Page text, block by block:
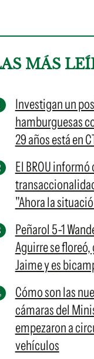
MÁS
Investigan un
hamburguesas
29 años está en
El BROU
"Ahora la
Peñarol 5-1
Aguirre se
Jaime y es
Cómo son las
cámaras del
empezaron a
vehículos